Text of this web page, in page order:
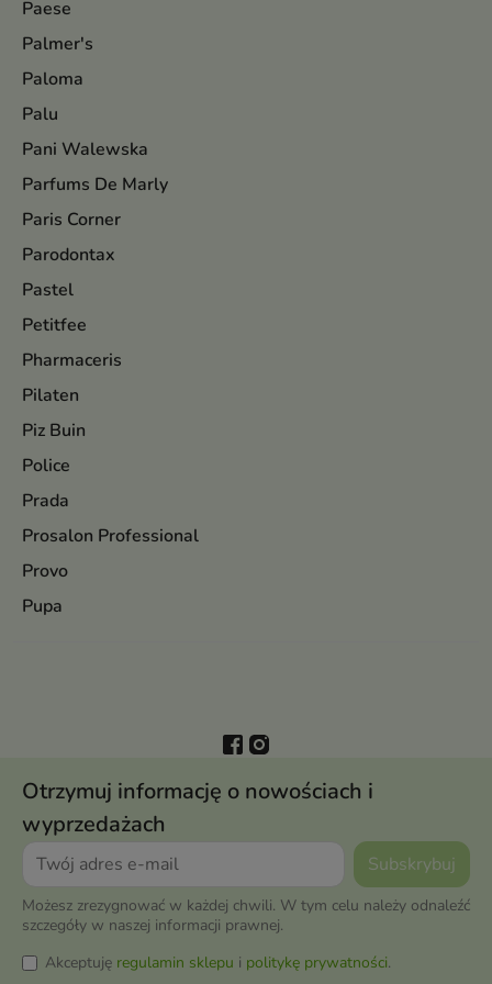
Paese
Palmer's
Paloma
Palu
Pani Walewska
Parfums De Marly
Paris Corner
Parodontax
Pastel
Petitfee
Pharmaceris
Pilaten
Piz Buin
Police
Prada
Prosalon Professional
Provo
Pupa
Otrzymuj informację o nowościach i
wyprzedażach
Możesz zrezygnować w każdej chwili. W tym celu należy odnaleźć
szczegóły w naszej informacji prawnej.
Akceptuję regulamin sklepu i politykę prywatności.